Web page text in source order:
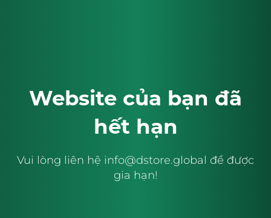
Website của bạn đã
hết hạn
Vui lòng liên hệ info@dstore.global để được
gia hạn!